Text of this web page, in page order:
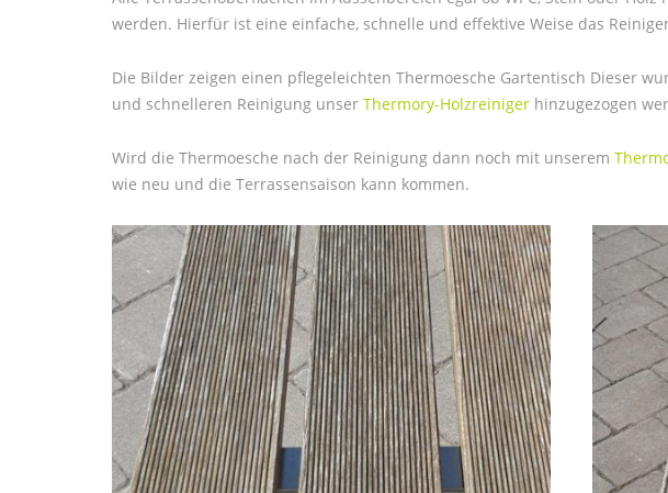
werden. Hierfür ist eine einfache, schnelle und effektive Weise das
Die Bilder zeigen einen pflegeleichten Thermoesche Gartentisch Dieser
und schnelleren Reinigung unser Thermory-Holzreiniger hinzugezogen
Wird die Thermoesche nach der Reinigung dann noch mit unserem
wie neu und die Terrassensaison kann kommen.